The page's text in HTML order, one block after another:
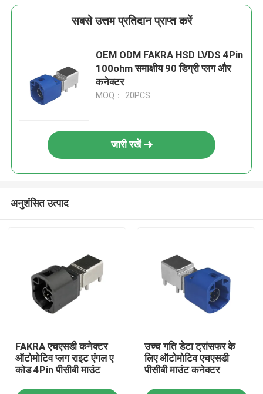
सबसे उत्तम प्रतिदान प्राप्त करें
OEM ODM FAKRA HSD LVDS 4Pin
100ohm समाक्षीय 90 डिग्री प्लग और
कनेक्टर
MOQ： 20PCS
जारी रखें
अनुशंसित उत्पाद
FAKRA एचएसडी कनेक्टर
ऑटोमोटिव प्लग राइट एंगल ए
कोड 4Pin पीसीबी माउंट
उच्च गति डेटा ट्रांसफर के
लिए ऑटोमोटिव एचएसडी
पीसीबी माउंट कनेक्टर